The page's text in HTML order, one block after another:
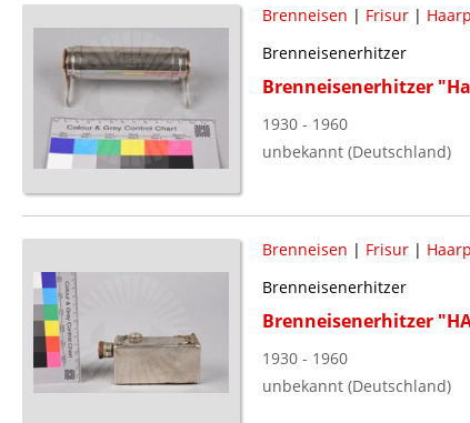
Brenneisen | Frisur|
Brenneisenerhitzer
Brenneisenerhitzer
1930 - 1960
unbekannt (Deutschland)
Brenneisen | Frisur|
Brenneisenerhitzer
Brenneisenerhitzer
1930 - 1960
unbekannt (Deutschland)